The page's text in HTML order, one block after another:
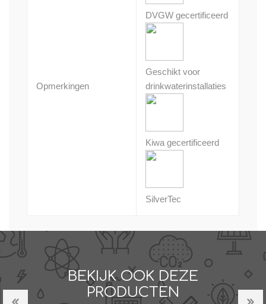
Opmerkingen
DVGW gecertificeerd
Geschikt voor
drinkwaterinstallaties
Kiwa gecertificeerd
SilverTec
BEKIJK OOK DEZE
PRODUCTEN